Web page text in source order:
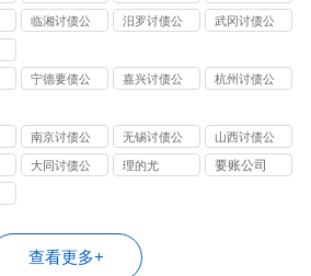
司
司
司
临湘讨债公
汨罗讨债公
武冈讨债公
宁德要债公
嘉兴讨债公
杭州讨债公
南京讨债公
司
无锡讨债公
司
山西讨债公
司
大同讨债公
理的尤 要账公司
查看更多+